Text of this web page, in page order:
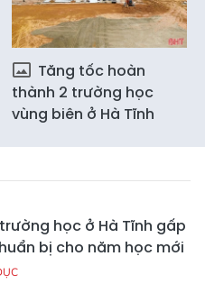
Tăng tốc hoàn
thành 2 trường học
vùng biên ở Hà Tĩnh
học ở Hà Tĩnh gấp
bị cho năm học mới